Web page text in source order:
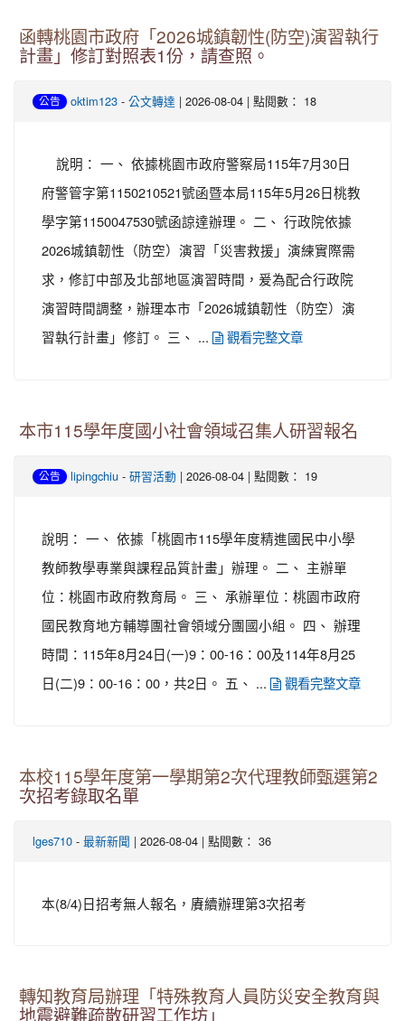
函轉桃園市政府「2026城鎮韌性(防空)演習執行
計畫」修訂對照表1份，請查照。
公告 oktim123 - 公文轉達 | 2026-08-04 | 點閱數： 18
說明： 一、 依據桃園市政府警察局115年7月30日
府警管字第1150210521號函暨本局115年5月26日桃教
學字第1150047530號函諒達辦理。 二、 行政院依據
2026城鎮韌性（防空）演習「災害救援」演練實際需
求，修訂中部及北部地區演習時間，爰為配合行政院
演習時間調整，辦理本市「2026城鎮韌性（防空）演
習執行計畫」修訂。 三、 ...
觀看完整文章
本市115學年度國小社會領域召集人研習報名
公告 lipingchiu - 研習活動 | 2026-08-04 | 點閱數： 19
說明： 一、 依據「桃園市115學年度精進國民中小學
教師教學專業與課程品質計畫」辦理。 二、 主辦單
位：桃園市政府教育局。 三、 承辦單位：桃園市政府
國民教育地方輔導團社會領域分團國小組。 四、 辦理
時間：115年8月24日(一)9：00-16：00及114年8月25
日(二)9：00-16：00，共2日。 五、 ...
觀看完整文章
本校115學年度第一學期第2次代理教師甄選第2
次招考錄取名單
lges710 - 最新新聞 | 2026-08-04 | 點閱數： 36
本(8/4)日招考無人報名，賡續辦理第3次招考
轉知教育局辦理「特殊教育人員防災安全教育與
地震避難疏散研習工作坊」